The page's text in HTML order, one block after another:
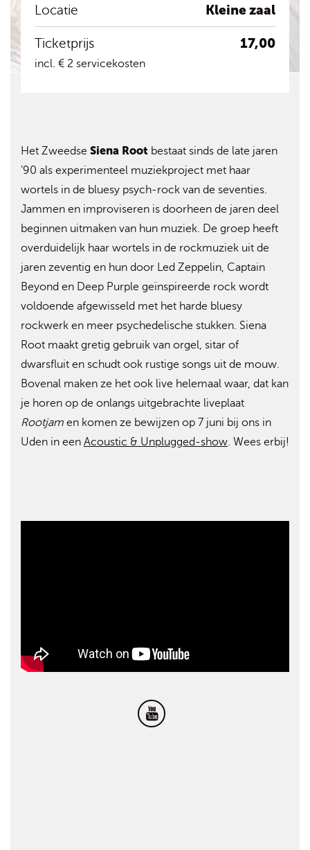
Locatie Kleine zaal
Ticketprijs 17,00
incl. € 2 servicekosten
Het Zweedse Siena Root bestaat sinds de late jaren
’90 als experimenteel muziekproject met haar
wortels in de bluesy psych-rock van de seventies.
Jammen en improviseren is doorheen de jaren deel
beginnen uitmaken van hun muziek. De groep heeft
overduidelijk haar wortels in de rockmuziek uit de
jaren zeventig en hun door Led Zeppelin, Captain
Beyond en Deep Purple geïnspireerde rock wordt
voldoende afgewisseld met het harde bluesy
rockwerk en meer psychedelische stukken. Siena
Root maakt gretig gebruik van orgel, sitar of
dwarsfluit en schudt ook rustige songs uit de mouw.
Bovenal maken ze het ook live helemaal waar, dat kan
je horen op de onlangs uitgebrachte liveplaat
Rootjam en komen ze bewijzen op 7 juni bij ons in
Uden in een Acoustic & Unplugged-show. Wees erbij!